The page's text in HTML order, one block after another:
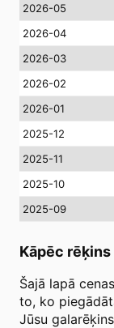
2026-05
2026-04
2026-03
2026-02
2026-01
2025-12
2025-11
2025-10
2025-09
Kāpēc
Šajā lapā
to, ko
Jūsu